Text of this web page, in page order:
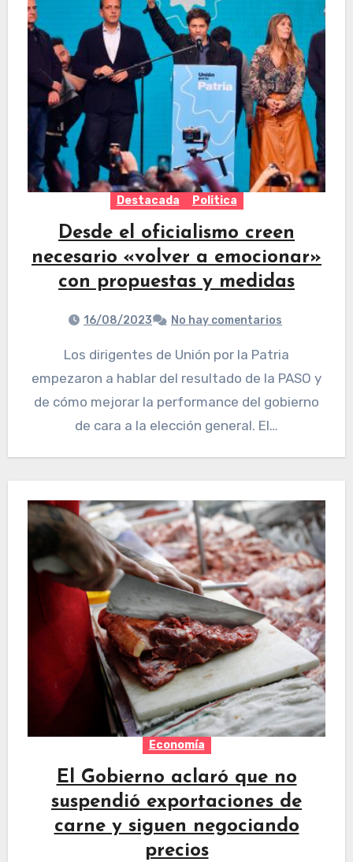
Destacada Politica
Desde el oficialismo creen
necesario «volver a emocionar»
con propuestas y medidas
16/08/2023 No hay comentarios
Los dirigentes de Unión por la Patria
empezaron a hablar del resultado de la PASO y
de cómo mejorar la performance del gobierno
de cara a la elección general. El…
Economía
El Gobierno aclaró que no
suspendió exportaciones de
carne y siguen negociando
precios